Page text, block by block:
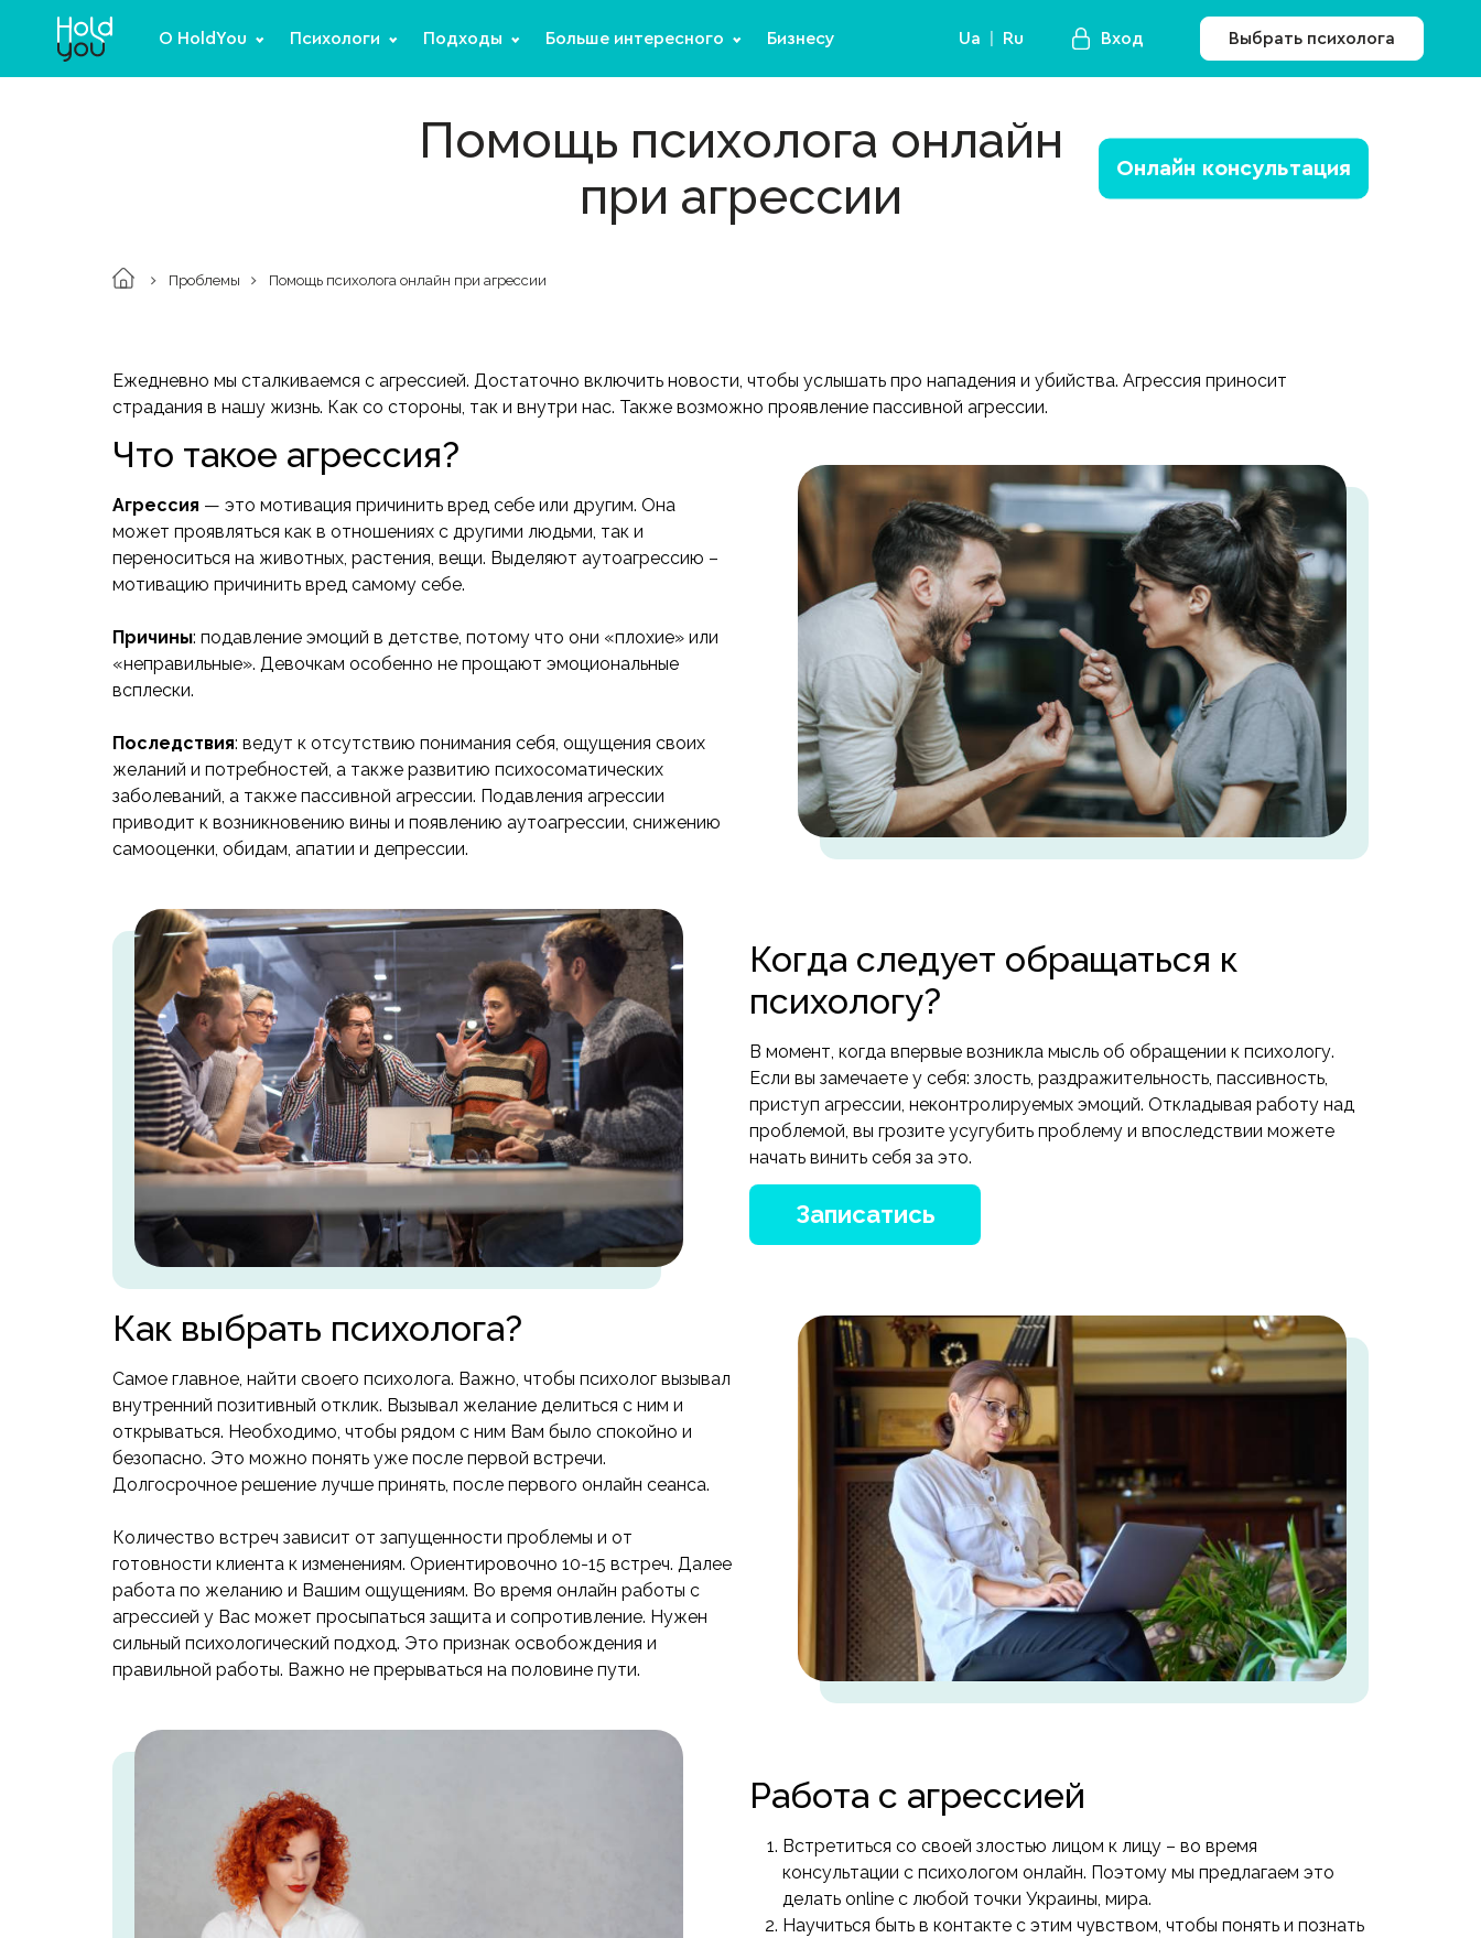
О HoldYou Психологи Подходы Больше интересного Бизнесу Ua Ru Вход Выбрать психолога
Помощь психолога онлайн
при агрессии
Онлайн консультация
Проблемы Помощь психолога онлайн при агрессии
Ежедневно мы сталкиваемся с агрессией. Достаточно включить новости, чтобы услышать про нападения и убийства. Агрессия приносит
страдания в нашу жизнь. Как со стороны, так и внутри нас. Также возможно проявление пассивной агрессии.
Что такое агрессия?
Агрессия — это мотивация причинить вред себе или другим. Она
может проявляться как в отношениях с другими людьми, так и
переноситься на животных, растения, вещи. Выделяют аутоагрессию –
мотивацию причинить вред самому себе.
Причины: подавление эмоций в детстве, потому что они «плохие» или
«неправильные». Девочкам особенно не прощают эмоциональные
всплески.
Последствия: ведут к отсутствию понимания себя, ощущения своих
желаний и потребностей, а также развитию психосоматических
заболеваний, а также пассивной агрессии. Подавления агрессии
приводит к возникновению вины и появлению аутоагрессии, снижению
самооценки, обидам, апатии и депрессии.
Когда следует обращаться к
психологу?
В момент, когда впервые возникла мысль об обращении к психологу.
Если вы замечаете у себя: злость, раздражительность, пассивность,
приступ агрессии, неконтролируемых эмоций. Откладывая работу над
проблемой, вы грозите усугубить проблему и впоследствии можете
начать винить себя за это.
Записатись
Как выбрать психолога?
Самое главное, найти своего психолога. Важно, чтобы психолог вызывал
внутренний позитивный отклик. Вызывал желание делиться с ним и
открываться. Необходимо, чтобы рядом с ним Вам было спокойно и
безопасно. Это можно понять уже после первой встречи.
Долгосрочное решение лучше принять, после первого онлайн сеанса.
Количество встреч зависит от запущенности проблемы и от
готовности клиента к изменениям. Ориентировочно 10-15 встреч. Далее
работа по желанию и Вашим ощущениям. Во время онлайн работы с
агрессией у Вас может просыпаться защита и сопротивление. Нужен
сильный психологический подход. Это признак освобождения и
правильной работы. Важно не прерываться на половине пути.
Работа с агрессией
Встретиться со своей злостью лицом к лицу – во время
консультации с психологом онлайн. Поэтому мы предлагаем это
делать online с любой точки Украины, мира.
Научиться быть в контакте с этим чувством, чтобы понять и познать